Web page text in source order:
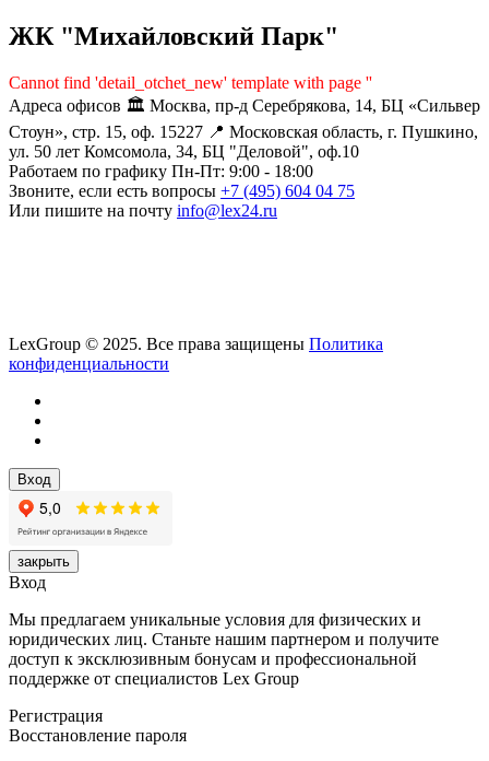
ЖК "Михайловский Парк"
Cannot find 'detail_otchet_new' template with page ''
Адреса офисов 🏛️ Москва, пр-д Серебрякова, 14, БЦ «Сильвер
Стоун», стр. 15, оф. 15227 📍 Московская область, г. Пушкино,
ул. 50 лет Комсомола, 34, БЦ "Деловой", оф.10
Работаем по графику Пн-Пт: 9:00 - 18:00
Звоните, если есть вопросы +7 (495) 604 04 75
Или пишите на почту info@lex24.ru
LexGroup © 2025. Все права защищены Политика
конфиденциальности
Вход
закрыть
Вход
Мы предлагаем уникальные условия для физических и
юридических лиц. Станьте нашим партнером и получите
доступ к эксклюзивным бонусам и профессиональной
поддержке от специалистов Lex Group
Регистрация
Восстановление пароля